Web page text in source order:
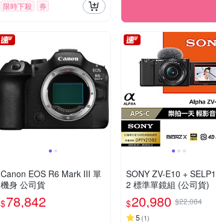
限時下殺 券
Canon EOS R6 Mark III 單
機身 公司貨
$78,842
SONY ZV-E10 + SELP1650
2 標準單鏡組 (公司貨)
$20,980 $22,084
5 (1)